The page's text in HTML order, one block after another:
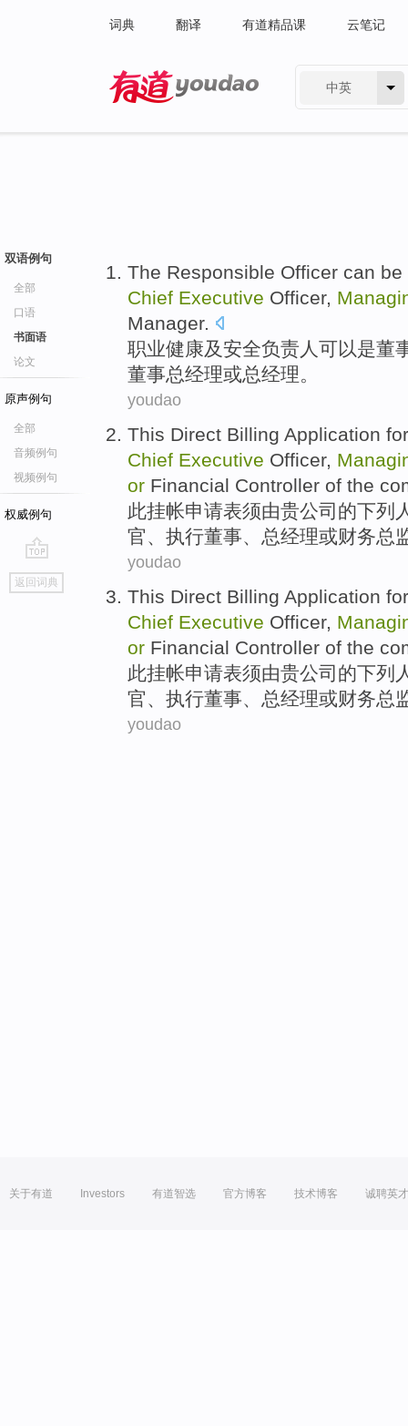
词典 翻译 有道精品课 云笔记
中英
双语例句
全部
口语
书面语
论文
原声例句
全部
音频例句
视频例句
权威例句
go
top
返回词典
The Responsible Officer can be
Chief Executive Officer,
Manager.
职业健康及安全负责人 可以是董
董事总经理或总经理。
youdao
This Direct Billing Application
Chief Executive Officer,
or Financial Controller of the
此挂帐申请表须由贵公司 的下列
官、执行董事、 总经理或财务总
youdao
This Direct Billing Application
Chief Executive Officer,
or Financial Controller of the
此挂帐申请表须由贵公司 的下列
官、执行董事 总经理或财务总
youdao
关于有道 Investors 有道智选 官方博客 技术博客 诚聘英才